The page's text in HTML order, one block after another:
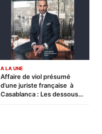
A LA UNE
Affaire de viol présumé
d’une juriste française à
Casablanca : Les dessous